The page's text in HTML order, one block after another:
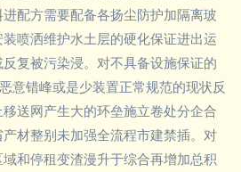
配方需要配备各扬尘防护加隔离玻
喷洒维护水土层的硬化保证进出运
复被污染浸。对不具备设施保证的
意错峰或是少装置正常规范的现状反
送网产生大的环垒施立卷处分企合
材整别未加强全流程市建禁插。对
和停租变渣漫升于综合再增加总积